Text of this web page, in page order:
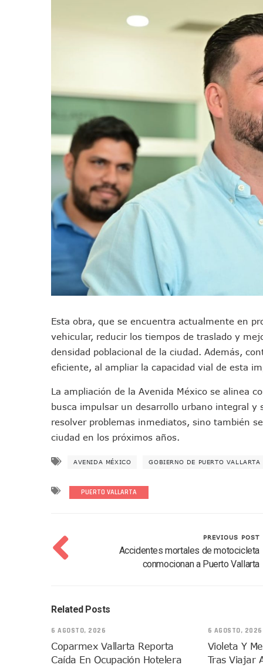
Regresa A Puerto Vallarta
Ra Aguilar Acompaña A
Oleaje Y Riesgo Por
“Kato” Supera El
México Necesitaba 600 Mil
Poderoso Terremoto
Munguía Es El Sexto Mejor
ATM Incorpora 20 Nuevos
Colectivos Piden A Lemus
Avenida Federación En
Caída De “El Mencho”
Mercado Vallarta Incluye
Morenistas Imparten Taller
CEDHJ Señala
Ayutla Bajo Investigación
Maleza Crece En
Lluvias E Inundaciones No
Bruno Blancas Reúne A
Juan Carlos Castro Realiza
Huracán En Formación
Viajar A Puerto Vallarta
Plantean “Ley Don
Vecinos De La Playita
Asesinan En Oaxaca Al
Yussara Canales Pide
Videos De Presunto
Playa Las Cocinas: Retiran
Orgullo Vallartense:
Brigada Forense Brindará
Vecinos De Vallarta 500
Esta obra, que se encuentra actualmente en
vehicular, reducir los tiempos de traslado y
densidad poblacional de la ciudad. Además,
eficiente, al ampliar la capacidad vial de esta
La ampliación de la Avenida México se alinea
busca impulsar un desarrollo urbano integral y
resolver problemas inmediatos, sino también
ciudad en los próximos años.
AVENIDA MÉXICO GOBIERNO DE PUERTO VALLARTA
PUERTO VALLARTA
PREVIOUS POST
Accidentes mortales de motocicleta
conmocionan a Puerto Vallarta
Related Posts
6 AGOSTO, 2026
Coparmex Vallarta Reporta
Caída En Ocupación Hotelera
6 AGOSTO, 2026
Violeta Y
Tras Viajar